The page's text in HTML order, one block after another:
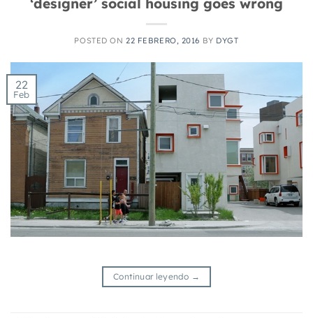
POSTED ON22 FEBRERO, 2016 BY DYGT
22
Feb
Continuar leyendo →